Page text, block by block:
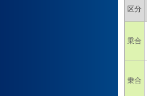
区分
乗合
乗合